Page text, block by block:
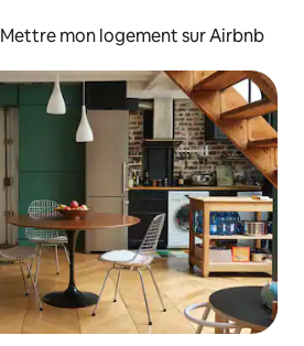
Mettre mon logement sur Airbnb